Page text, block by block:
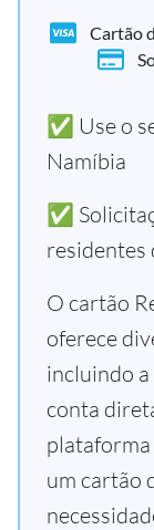
Cartão
✅ Use o
Namíbia
✅
residentes
O cartão
oferece
incluindo
conta
um cartão